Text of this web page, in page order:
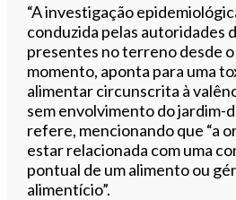
“A investigação
conduzida pelas autoridades
presentes no terreno desde
momento, aponta para uma
alimentar circunscrita à
sem envolvimento do jardim-
refere, mencionando que “a
estar relacionada com uma
pontual de um alimento ou
alimentício”.